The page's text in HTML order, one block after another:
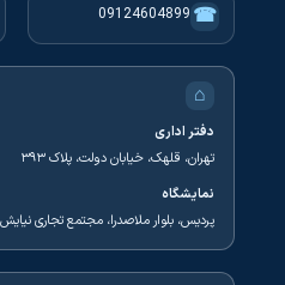
☎
09124604899
⌂
دفتر اداری
تهران، قلهک، خیابان دولت، پلاک ۳۹۳
نمایشگاه
پردیس، بلوار ملاصدرا، مجتمع تجاری